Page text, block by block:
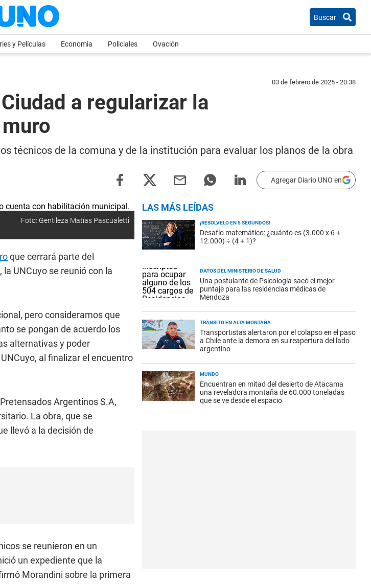
Buscar
y Películas Economia Policiales Ovación
03 de febrero de 2025 - 20:38
a regularizar la
técnicos de la comuna y de la institución para evaluar los planos de la obra
Agregar Diario UNO en
Foto: Gentileza Matías Pascualetti
que cerrará parte del
UNCuyo se reunió con la
pero consideramos que
se pongan de acuerdo los
alternativas y poder
al finalizar el encuentro
Argentinos S.A,
La obra, que se
llevó a la decisión de
se reunieron en un
un expediente que la
Morandini sobre la primera
LAS MÁS LEÍDAS
¡RESOLVELO EN 5 SEGUNDOS!
Desafío matemático: ¿cuánto es (3.000 x 6 +
12.000) ÷ (4 + 1)?
DATOS DEL MINISTERIO DE SALUD
Una postulante de Psicología sacó el mejor
puntaje para las residencias médicas de
Mendoza
TRÁNSITO EN ALTA MONTAÑA
Transportistas alertaron por el colapso en el paso
a Chile ante la demora en su reapertura del lado
argentino
MUNDO
Encuentran en mitad del desierto de Atacama
una reveladora montaña de 60.000 toneladas
que se ve desde el espacio